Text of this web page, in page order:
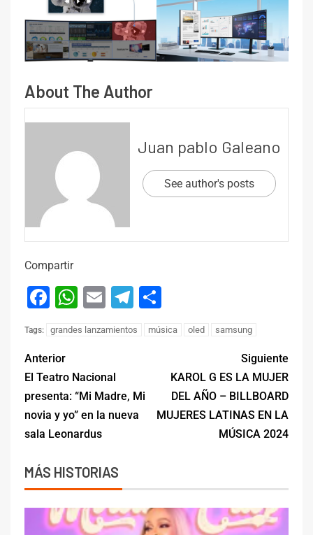
About The Author
Juan pablo Galeano
See author's posts
Compartir
Facebook
WhatsApp
EmailTelegram
Tags: grandes lanzamientos música oled samsung
Anterior
El Teatro Nacional
presenta: “Mi Madre, Mi
novia y yo” en la nueva
sala Leonardus
Siguiente
KAROL G ES LA MUJER
DEL AÑO – BILLBOARD
MUJERES LATINAS EN LA
MÚSICA 2024
MÁS HISTORIAS